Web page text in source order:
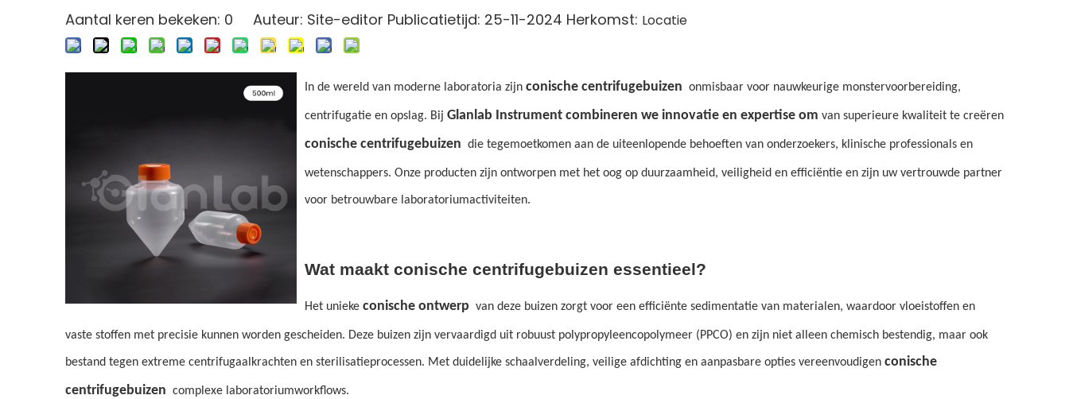
Aantal keren bekeken: 0 Auteur: Site-editor Publicatietijd: 25-11-2024 Herkomst: Locatie
In de wereld van moderne laboratoria zijn conische centrifugebuizen onmisbaar voor nauwkeurige monstervoorbereiding,
centrifugatie en opslag. Bij Glanlab Instrument combineren we innovatie en expertise om van superieure kwaliteit te creëren
conische centrifugebuizen die tegemoetkomen aan de uiteenlopende behoeften van onderzoekers, klinische professionals en
wetenschappers. Onze producten zijn ontworpen met het oog op duurzaamheid, veiligheid en efficiëntie en zijn uw vertrouwde partner
voor betrouwbare laboratoriumactiviteiten.
Wat maakt conische centrifugebuizen essentieel?
Het unieke conische ontwerp van deze buizen zorgt voor een efficiënte sedimentatie van materialen, waardoor vloeistoffen en
vaste stoffen met precisie kunnen worden gescheiden. Deze buizen zijn vervaardigd uit robuust polypropyleencopolymeer (PPCO) en zijn niet alleen chemisch bestendig, maar ook
bestand tegen extreme centrifugaalkrachten en sterilisatieprocessen. Met duidelijke schaalverdeling, veilige afdichting en aanpasbare opties vereenvoudigen conische
centrifugebuizen complexe laboratoriumworkflows.